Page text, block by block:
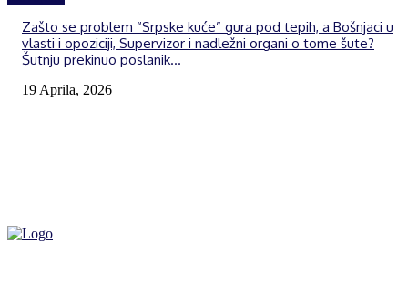
Zašto se problem “Srpske kuće” gura pod tepih, a Bošnjaci u
vlasti i opoziciji, Supervizor i nadležni organi o tome šute?
Šutnju prekinuo poslanik...
19 Aprila, 2026